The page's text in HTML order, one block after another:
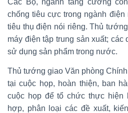
chống tiêu cực trong ngành điện
tiêu thụ điện nói riêng. Thủ
máy điện tập trung sản xuất;
sử dụng sản phẩm trong nước.
Thủ tướng giao Văn phòng
tại cuộc họp, hoàn thiện, ban
cuộc họp để tổ chức thực hiện
hợp, phân loại các đề xuất,